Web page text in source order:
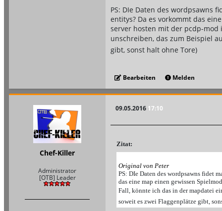
PS: DIe Daten des wordpsawns
entitys? Da es vorkommt das
server hosten mit der pcdp-mod
unschreiben, das zum Beispiel
gibt, sonst halt ohne Tore)
Bearbeiten Melden
Chef-Killer
Administrator
[OTB] Leader
09.05.2016 17:10
Zitat:
Original von Peter
PS: DIe Daten des wordpsawns fidet
das eine map einen gewissen
Fall, könnte ich das in der mapdatei
soweit es zwei Flaggenplätze gibt,